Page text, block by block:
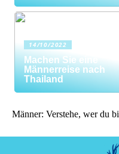
14/10/2022
Machen Sie eine
Männerreise nach
Thailand
Männer: Verstehe, wer du